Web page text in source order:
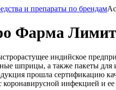
и препараты по брендам
Фарма
индийское
шприцы, а также пакеты
прошла сертификацию
коронавирусной инфекцией и